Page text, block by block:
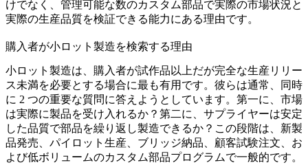
けでなく、管理可能な数のカスタム部品で実際の市場状況と
実際の生産品質を検証できる能力にある理由です。
購入者が小ロット製造を検索する理由
小ロット製造は、購入者が試作品以上だが完全な生産リリー
ス未満を必要とする場合に最も有用です。彼らは通常、同時
に 2 つの重要な質問に答えようとしています。第一に、市場
は実際に製品を受け入れるか？第二に、サプライヤーは安定
した品質で部品を繰り返し製造できるか？この段階は、新製
品発売、パイロット生産、ブリッジ納品、顧客試験注文、お
よび低ボリュームのカスタム部品プログラムで一般的です。